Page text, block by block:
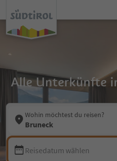
Alle Unterkünfte
Wohin möchtest du reisen?
Bruneck
Reisedatum wählen